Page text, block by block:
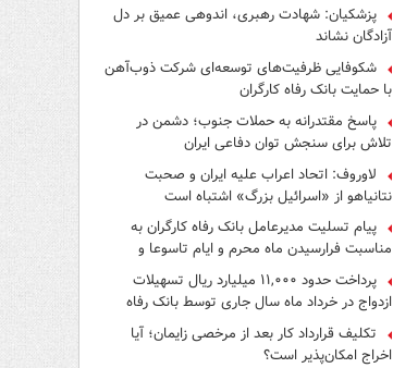
پزشکیان: شهادت رهبری، اندوهی عمیق بر دل
آزادگان نشاند
شکوفایی ظرفیت‌های توسعه‌ای شرکت ذوب‌آهن
با حمایت‌ بانک رفاه کارگران
پاسخ مقتدرانه به حملات جنوب؛ دشمن در
تلاش برای سنجش توان دفاعی ایران
لاوروف: اتحاد اعراب علیه ایران و صحبت
نتانیاهو از «اسرائیل بزرگ» اشتباه است
پیام تسلیت مدیرعامل بانک رفاه کارگران به
مناسبت فرارسیدن ماه محرم و ایام تاسوعا و
عاشورای حسینی
پرداخت حدود ۱۱,۰۰۰ میلیارد ریال تسهیلات
ازدواج در خرداد ماه سال جاری توسط بانک رفاه
کارگران
تکلیف قرارداد کار بعد از مرخصی زایمان؛ آیا
اخراج امکان‌پذیر است؟